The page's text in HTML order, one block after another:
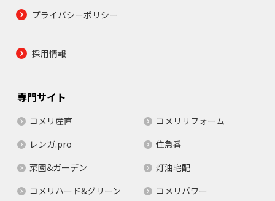
プライバシーポリシー
採用情報
専門サイト
コメリ産直
コメリリフォーム
レンガ.pro
住急番
菜園&ガーデン
灯油宅配
コメリハード&グリーン
コメリパワー